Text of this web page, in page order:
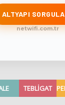
ALTYAPI SORGULA
netwifi.com.tr